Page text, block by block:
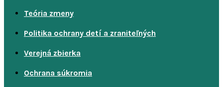
Teória zmeny
Politika ochrany detí a zraniteľných
Verejná zbierka
Ochrana súkromia